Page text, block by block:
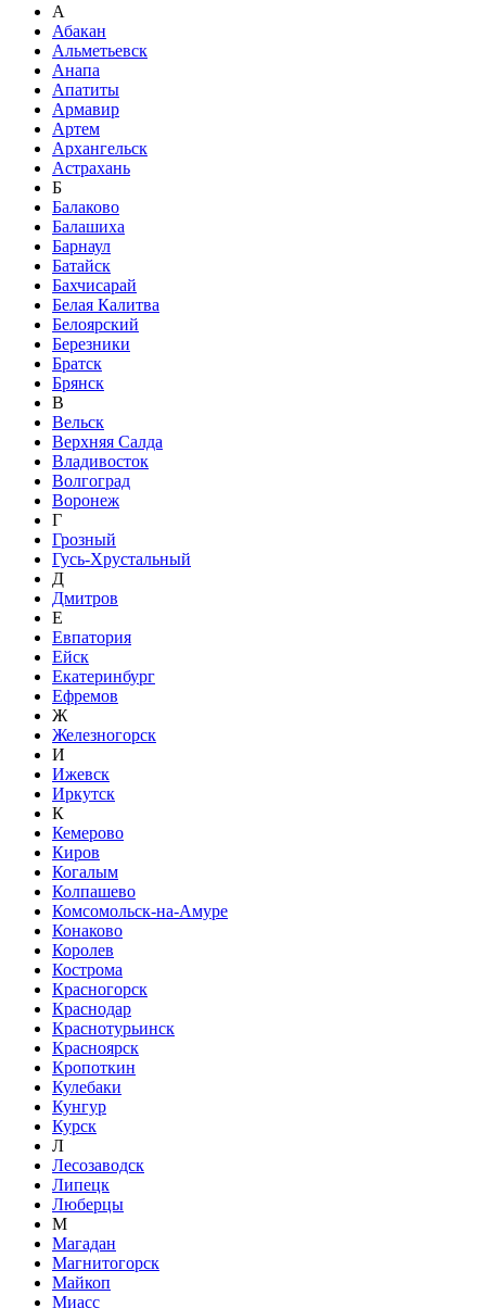
А
Абакан
Альметьевск
Анапа
Апатиты
Армавир
Артем
Архангельск
Астрахань
Б
Балаково
Балашиха
Барнаул
Батайск
Бахчисарай
Белая Калитва
Белоярский
Березники
Братск
Брянск
В
Вельск
Верхняя Салда
Владивосток
Волгоград
Воронеж
Г
Грозный
Гусь-Хрустальный
Д
Дмитров
Е
Евпатория
Ейск
Екатеринбург
Ефремов
Ж
Железногорск
И
Ижевск
Иркутск
К
Кемерово
Киров
Когалым
Колпашево
Комсомольск-на-Амуре
Конаково
Королев
Кострома
Красногорск
Краснодар
Краснотурьинск
Красноярск
Кропоткин
Кулебаки
Кунгур
Курск
Л
Лесозаводск
Липецк
Люберцы
М
Магадан
Магнитогорск
Майкоп
Миасс